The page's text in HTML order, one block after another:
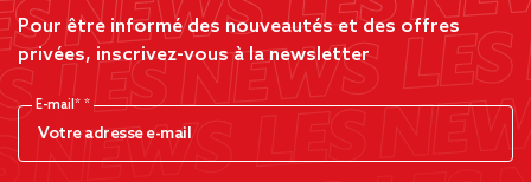
Pour être informé des nouveautés et des offres
privées, inscrivez-vous à la newsletter
E-mail*